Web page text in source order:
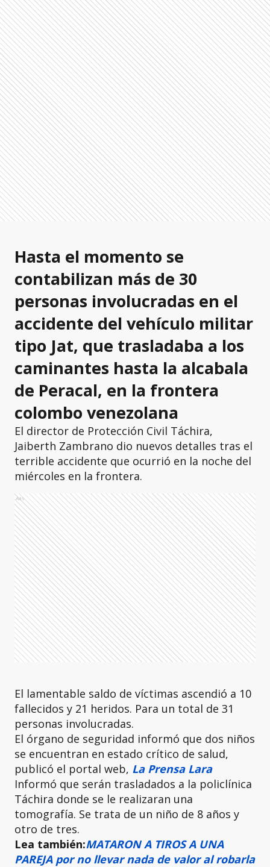
Hasta el momento se
contabilizan más de 30
personas involucradas en el
accidente del vehículo militar
tipo Jat, que trasladaba a los
caminantes hasta la alcabala
de Peracal, en la frontera
colombo venezolana
El director de Protección Civil Táchira,
Jaiberth Zambrano dio nuevos detalles tras el
terrible accidente que ocurrió en la noche del
miércoles en la frontera.
Ads
El lamentable saldo de víctimas ascendió a 10
fallecidos y 21 heridos. Para un total de 31
personas involucradas.
El órgano de seguridad informó que dos niños
se encuentran en estado crítico de salud,
publicó el portal web, La Prensa Lara
Informó que serán trasladados a la policlínica
Táchira donde se le realizaran una
tomografía. Se trata de un niño de 8 años y
otro de tres.
Lea también:MATARON A TIROS A UNA
PAREJA por no llevar nada de valor al robarla